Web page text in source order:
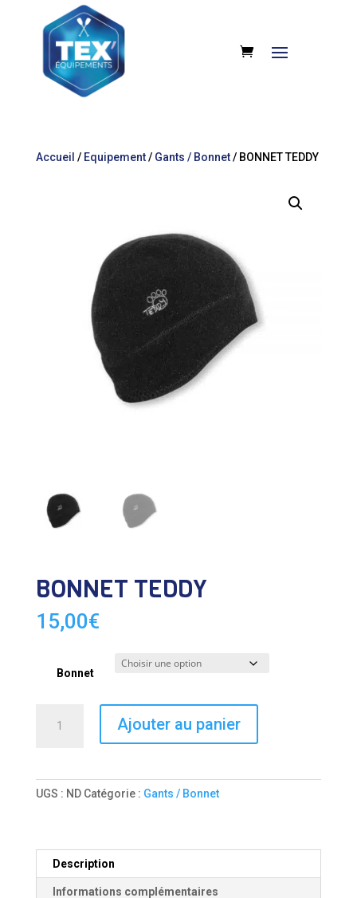
Accueil / Equipement/ Gants / Bonnet/ BONNET TEDDY
BONNET TEDDY
15,00€
Bonnet
Ajouter au panier
UGS : ND Catégorie : Gants / Bonnet
Description
Informations complémentaires